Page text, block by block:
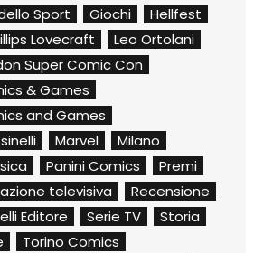
Sport
Giochi
Hellfest
Lovecraft
Leo Ortolani
Super Comic Con
& Games
and Games
Marvel
Milano
Panini Comics
Premi
televisiva
Recensione
Editore
Serie TV
Storia
Torino Comics